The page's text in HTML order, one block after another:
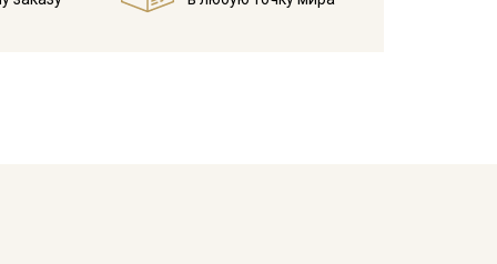
дальнейших стирок (не выше 40C).